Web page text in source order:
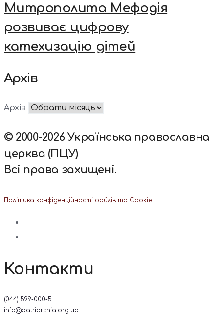
Митрополита Мефодія
розвиває цифрову
катехизацію дітей
Архів
Архів
© 2000-2026 Українська православна
церква (ПЦУ)
Всі права захищені.
Політика конфіденційності файлів та Cookie
Контакти
(044) 599-000-5
info@patriarchia.org.ua